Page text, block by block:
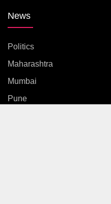
News
Politics
Maharashtra
Mumbai
Pune